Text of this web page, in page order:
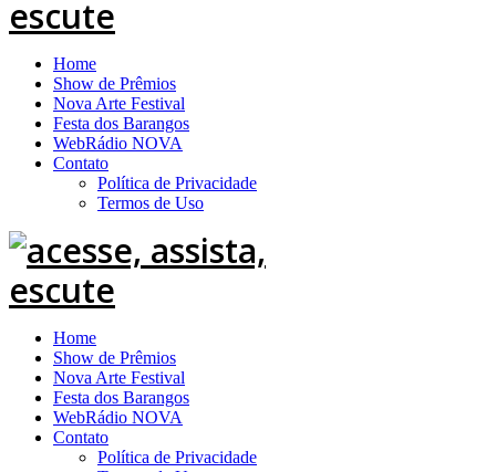
Home
Show de Prêmios
Nova Arte Festival
Festa dos Barangos
WebRádio NOVA
Contato
Política de Privacidade
Termos de Uso
Home
Show de Prêmios
Nova Arte Festival
Festa dos Barangos
WebRádio NOVA
Contato
Política de Privacidade